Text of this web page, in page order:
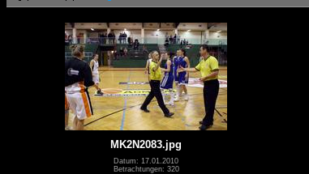
MK2N2083.jpg
Datum: 17.01.2010
Betrachtungen: 320